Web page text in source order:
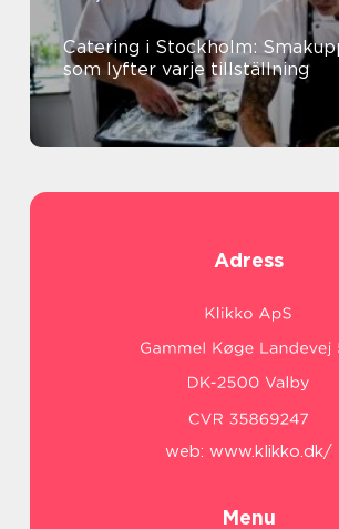
Catering i Stockholm:
som lyfter varje tillställning
Adress
web: www.klikko.dk/
Menu